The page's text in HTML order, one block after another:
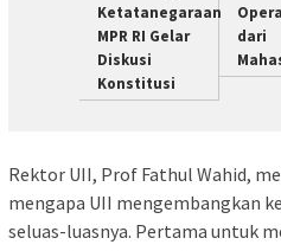
Ketatanegaraan
MPR RI Gelar
Diskusi
Konstitusi
dari
Rektor UII, Prof Fathul Wahid,
mengapa UII mengembangkan
seluas-luasnya. Pertama untuk